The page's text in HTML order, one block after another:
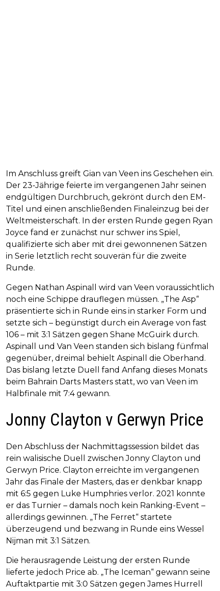
Im Anschluss greift Gian van Veen ins Geschehen ein.
Der 23-Jährige feierte im vergangenen Jahr seinen
endgültigen Durchbruch, gekrönt durch den EM-
Titel und einen anschließenden Finaleinzug bei der
Weltmeisterschaft. In der ersten Runde gegen Ryan
Joyce fand er zunächst nur schwer ins Spiel,
qualifizierte sich aber mit drei gewonnenen Sätzen
in Serie letztlich recht souverän für die zweite
Runde.
Gegen Nathan Aspinall wird van Veen voraussichtlich
noch eine Schippe drauflegen müssen. „The Asp“
präsentierte sich in Runde eins in starker Form und
setzte sich – begünstigt durch ein Average von fast
106 – mit 3:1 Sätzen gegen Shane McGuirk durch.
Aspinall und Van Veen standen sich bislang fünfmal
gegenüber, dreimal behielt Aspinall die Oberhand.
Das bislang letzte Duell fand Anfang dieses Monats
beim Bahrain Darts Masters statt, wo van Veen im
Halbfinale mit 7:4 gewann.
Jonny Clayton v Gerwyn Price
Den Abschluss der Nachmittagssession bildet das
rein walisische Duell zwischen Jonny Clayton und
Gerwyn Price. Clayton erreichte im vergangenen
Jahr das Finale der Masters, das er denkbar knapp
mit 6:5 gegen Luke Humphries verlor. 2021 konnte
er das Turnier – damals noch kein Ranking-Event –
allerdings gewinnen. „The Ferret“ startete
überzeugend und bezwang in Runde eins Wessel
Nijman mit 3:1 Sätzen.
Die herausragende Leistung der ersten Runde
lieferte jedoch Price ab. „The Iceman“ gewann seine
Auftaktpartie mit 3:0 Sätzen gegen James Hurrell